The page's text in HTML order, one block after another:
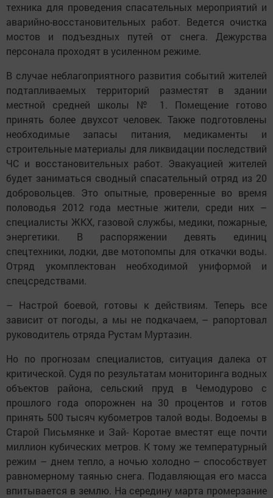
техника для проведения спасательных мероприятий и
аварийно-восстановительных работ. Ведется очистка
мостов и подъездных путей от снега. Дежурства
персонала проходят в усиленном режиме.
В случае неблагоприятного развития событий жителей
подтапливаемых территорий разместят в здании
местной средней школы № 1. Помещение готово
принять более двухсот человек. Также подготовлены
необходимые запасы питания, медикаменты и
строительные материалы для ликвидации последствий
ЧС и восстановительных работ. Эвакуацией жителей
будет заниматься сводный спасательный отряд из 20
добровольцев. Это опытные, проверенные во время
половодья 2012 года местные жители, среди них –
специалисты ЖКХ, газовой службы, медики, пожарные,
энергетики. В распоряжении девять единиц
спецтехники, лодки, две мотопомпы для откачки воды.
Отряд укомплектован необходимой униформой и
спецсредствами.
– Настрой боевой, готовы к действиям. Теперь все
зависит от погоды, а мы не подкачаем, – рапортовал
руководитель отряда Рустам Муртазин.
Но по прогнозам специалистов, ситуация далека от
критической. Судя по результатам мониторинга водных
объектов района, сельский пруд в Чемодурово с
прошлого года опорожнен на 30 процентов и готов
принять 500 тысяч кубометров талой воды. Водоемы в
Старой Письмянке и Зай- Коротае вместят еще почти
миллион кубических метров. К тому же температурный
режим – днем тепло, а ночью холодно – способствует
равномерному таянью снега. Подавляющая его масса
впитывается в землю. На середину марта промерзание